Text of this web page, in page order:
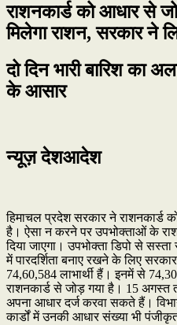
राशनकार्ड को आधार से
मिलेगा राशन, सरकार ने
दो दिन भारी बारिश का
के आसार
न्यूज़ देशआदेश
हिमाचल प्रदेश सरकार ने राशनकार्ड
है। ऐसा न करने पर उपभोक्ताओं के
दिया जाएगा। उपभोक्ता डिपो से
में पारदर्शिता बनाए रखने के लिए
74,60,584 लाभार्थी हैं। इनमें से
राशनकार्ड से जोड़ गया है। 15
अपना आधार दर्ज करवा सकते हैं।
कार्डों में उनकी आधार संख्या भी